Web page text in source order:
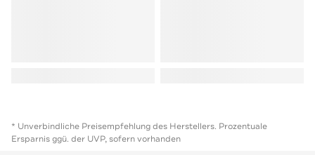
* Unverbindliche Preisempfehlung des Herstellers. Prozentuale
Ersparnis ggü. der UVP, sofern vorhanden